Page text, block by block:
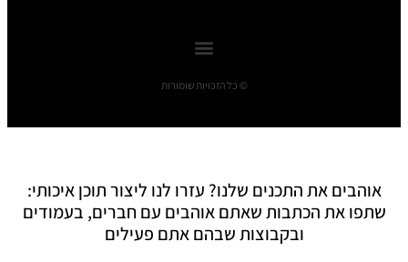
© כל הזכויות שומורות
אוהבים את התכנים שלנו? עזרו לנו ליצור תוכן איכותי:
שתפו את הכתבות שאתם אוהבים עם חברים, בעמודים
ובקבוצות שבהם אתם פעילים